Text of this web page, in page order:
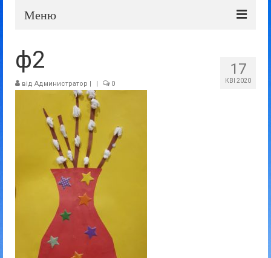
Меню
Про школу
Дошка оголошень
Батькам та учням
Прозорість та відкритість
17
КВІ 2020
ф2
від Администратор | | 0